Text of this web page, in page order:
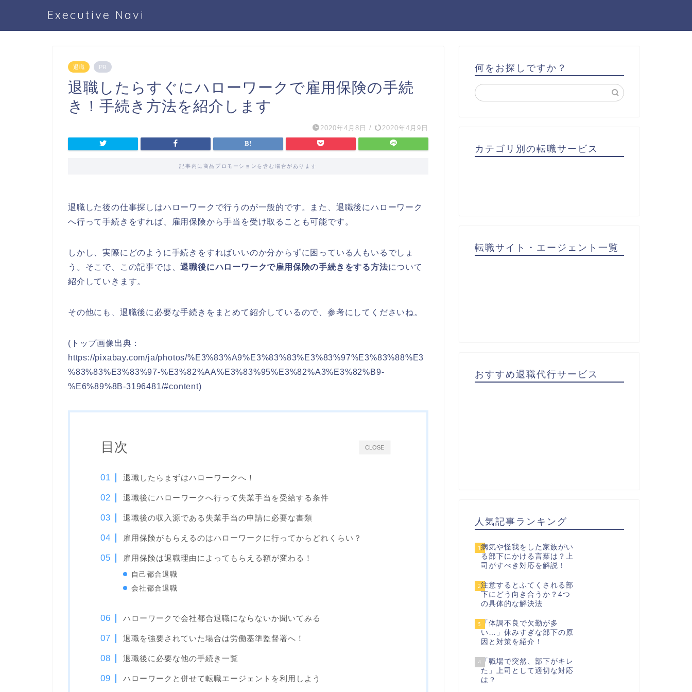
Executive Navi
退職 PR
退職したらすぐにハローワークで雇用保険の手続
き！手続き方法を紹介します
2020年4月8日 / 2020年4月9日
記事内に商品プロモーションを含む場合があります
退職した後の仕事探しはハローワークで行うのが一般的です。また、退職後にハローワーク
へ行って手続きをすれば、雇用保険から手当を受け取ることも可能です。
しかし、実際にどのように手続きをすればいいのか分からずに困っている人もいるでしょ
う。そこで、この記事では、退職後にハローワークで雇用保険の手続きをする方法について
紹介していきます。
その他にも、退職後に必要な手続きをまとめて紹介しているので、参考にしてくださいね。
(トップ画像出典：
https://pixabay.com/ja/photos/%E3%83%A9%E3%83%83%E3%83%97%E3%83%88%E3
%83%83%E3%83%97-%E3%82%AA%E3%83%95%E3%82%A3%E3%82%B9-
%E6%89%8B-3196481/#content)
CLOSE
目次
退職したらまずはハローワークへ！
退職後にハローワークへ行って失業手当を受給する条件
退職後の収入源である失業手当の申請に必要な書類
雇用保険がもらえるのはハローワークに行ってからどれくらい？
雇用保険は退職理由によってもらえる額が変わる！
自己都合退職
会社都合退職
ハローワークで会社都合退職にならないか聞いてみる
退職を強要されていた場合は労働基準監督署へ！
退職後に必要な他の手続き一覧
ハローワークと併せて転職エージェントを利用しよう
何をお探しですか？
カテゴリ別の転職サービス
転職サイト・エージェント一覧
おすすめ退職代行サービス
人気記事ランキング
1病気や怪我をした家族がい
る部下にかける言葉は？上
司がすべき対応を解説！
2注意するとふてくされる部
下にどう向き合うか？4つ
の具体的な解決法
3 「体調不良で欠勤が多
い…」休みすぎな部下の原
因と対策を紹介！
4「職場で突然、部下がキレ
た」上司として適切な対応
は？